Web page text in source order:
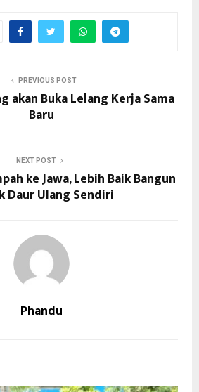
PREVIOUS POST
akan Buka Lelang Kerja Sama
Baru
NEXT POST
ke Jawa, Lebih Baik Bangun
Daur Ulang Sendiri
Phandu